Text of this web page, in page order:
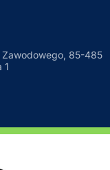
Zawodowego, 85-485
1